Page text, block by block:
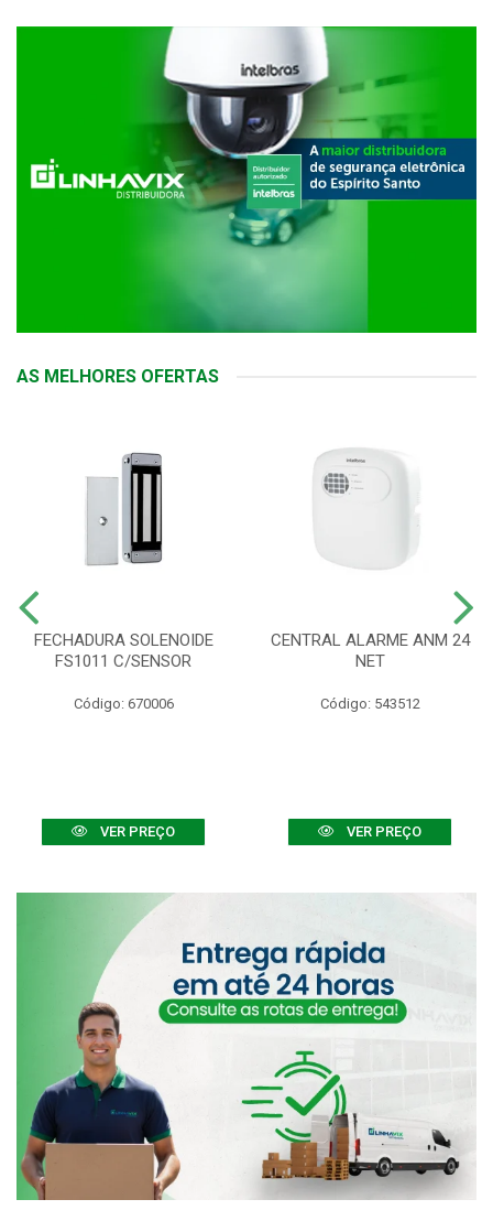
AS MELHORES OFERTAS
FECHADURA SOLENOIDE
FS1011 C/SENSOR
Código: 670006
VER PREÇO
CENTRAL ALARME ANM 24
NET
Código: 543512
VER PREÇO